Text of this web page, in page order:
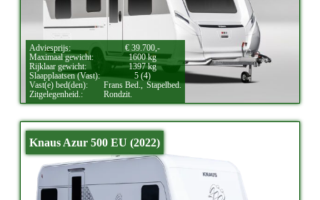
Adviesprijs:
€ 39.700,-
Maximaal gewicht:
1600 kg
Rijklaar gewicht:
1397 kg
Slaapplaatsen (Vast):
5 (4)
Vast(e) bed(den):
Frans Bed., Stapelbed.
Zitgelegenheid.:
Rondzit.
Knaus Azur 500 EU (2022)